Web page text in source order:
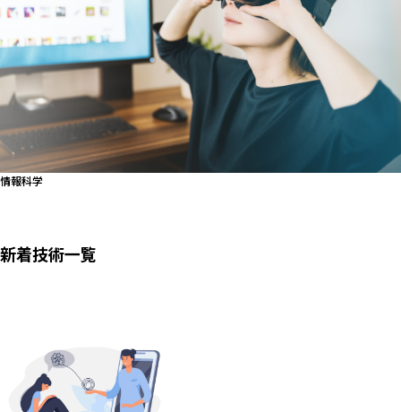
情報科学
新着技術一覧